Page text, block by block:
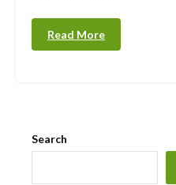
Read More
Search